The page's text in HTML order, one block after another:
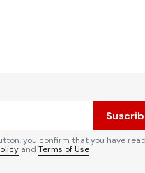
you confirm that you have
and Terms of Use